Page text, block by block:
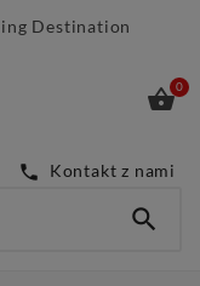
Destination
0
 Kontakt z nami
